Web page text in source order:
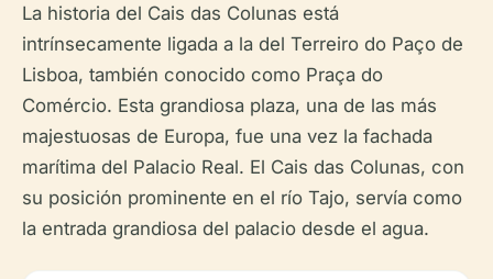
La historia del Cais das Colunas está
intrínsecamente ligada a la del Terreiro do Paço de
Lisboa, también conocido como Praça do
Comércio. Esta grandiosa plaza, una de las más
majestuosas de Europa, fue una vez la fachada
marítima del Palacio Real. El Cais das Colunas, con
su posición prominente en el río Tajo, servía como
la entrada grandiosa del palacio desde el agua.